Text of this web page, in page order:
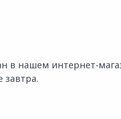
в нашем интернет-